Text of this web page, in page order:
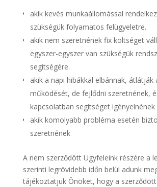
akik kevés munkaállomással
szükségük folyamatos felügyeletre.
akik nem szeretnének fix költséget
egyszer-egyszer van szükségük
segítségére.
akik a napi hibákkal elbánnak, átlátják
működését, de fejlődni szeretnének,
kapcsolatban segítséget igényelnének
akik komolyabb probléma esetén
szeretnének
A nem szerződött Ügyfeleink részére a
szerinti legrövidebb időn belül adunk
tájékoztatjuk Önöket, hogy a